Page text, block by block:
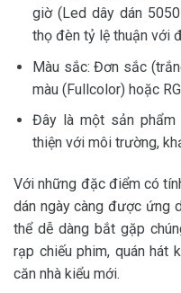
giờ (Led dây dán
thọ đèn tỷ lệ thuận với
Màu sắc: Đơn sắc
màu (Fullcolor) hoặc
Đây là một sản phẩm
thiện với môi trường,
Với những đặc điểm có
dán ngày càng được ứng
thể dễ dàng bắt gặp
rạp chiếu phim, quán hát
căn nhà kiểu mới.